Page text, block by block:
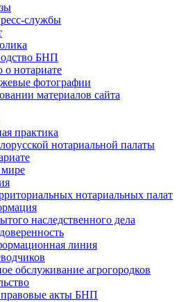
службы
БНП
о нотариате
фотографии
материалов сайта
практика
нотариальной палаты
нотариальных палат
наследственного дела
линия
обслуживание агрогородков
акты БНП